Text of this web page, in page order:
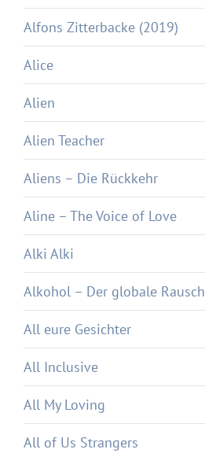
Alfons Zitterbacke (2019)
Alice
Alien
Alien Teacher
Aliens – Die Rückkehr
Aline – The Voice of Love
Alki Alki
Alkohol – Der globale Rausch
All eure Gesichter
All Inclusive
All My Loving
All of Us Strangers